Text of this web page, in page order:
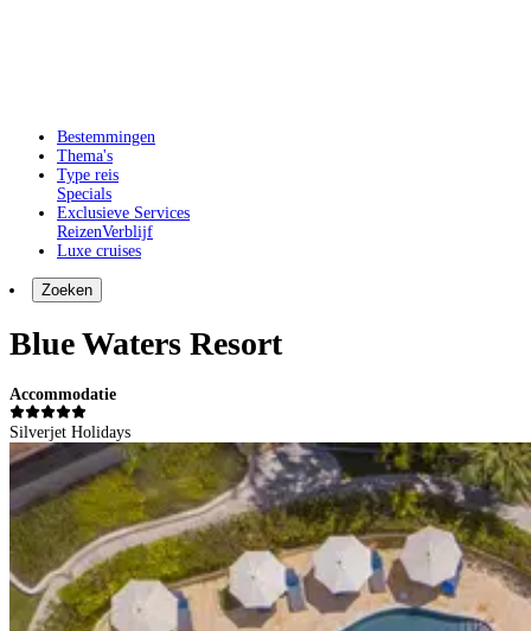
Bestemmingen
Thema's
Type reis
Specials
Exclusieve Services
ReizenVerblijf
Luxe cruises
Zoeken
Blue Waters Resort
Accommodatie
Silverjet Holidays